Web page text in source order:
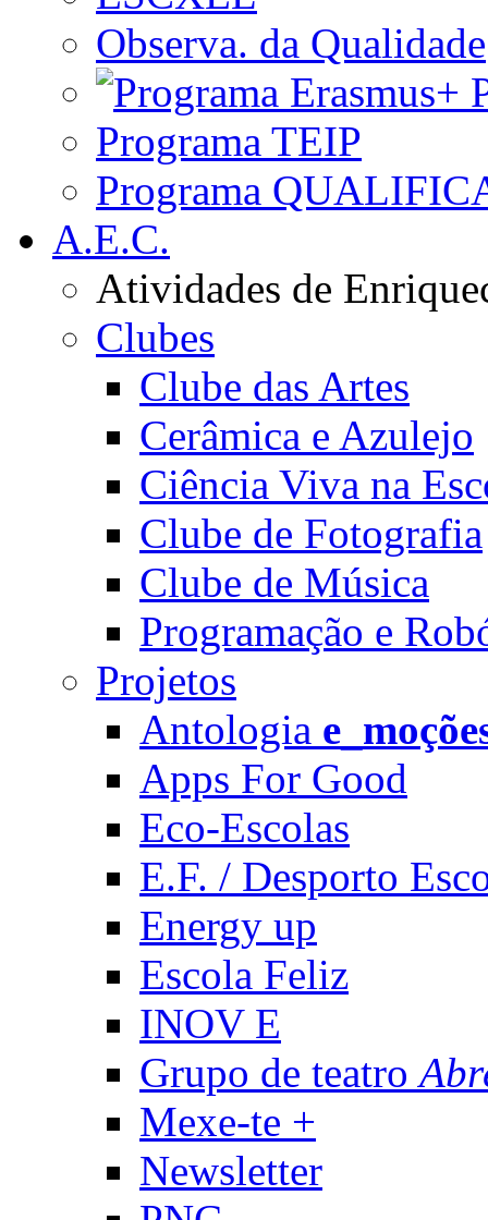
Observa. da Qualidade
Programa TEIP
Programa
A.E.C.
Atividades de
Clubes
Clube das Artes
Cerâmica e Azulejo
Ciência Viva na
Clube de Fotografia
Clube de Música
Programação e
Projetos
Antologia
Apps For Good
Eco-Escolas
E.F. / Desporto
Energy up
Escola Feliz
INOV E
Grupo de teatro
Mexe-te +
Newsletter